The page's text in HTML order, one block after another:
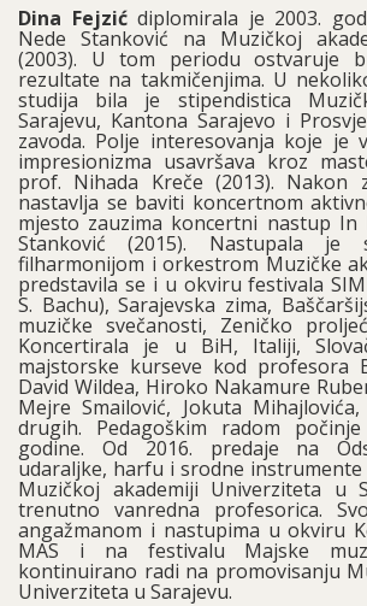
Dina Fejzićdiplomirala je 2003.
Nede Stanković na Muzičkoj
(2003). U tom periodu ostvaruje
rezultate na takmičenjima. U
studija bila je stipendistica
Sarajevu, Kantona Sarajevo i
zavoda. Polje interesovanja koje je
impresionizma usavršava kroz
prof. Nihada Kreče (2013). Nakon
nastavlja se baviti koncertnom
mjesto zauzima koncertni nastup In
Stanković (2015). Nastupala je
filharmonijom i orkestrom Muzičke
predstavila se i u okviru festivala
S. Bachu), Sarajevska zima,
muzičke svečanosti, Zeničko
Koncertirala je u BiH, Italiji,
majstorske kurseve kod profesora
David Wildea, Hiroko Nakamure
Mejre Smailović, Jokuta
drugih. Pedagoškim radom
godine. Od 2016. predaje na
udaraljke, harfu i srodne instrumente
Muzičkoj akademiji Univerziteta u
trenutno vanredna profesorica.
angažmanom i nastupima u okviru
MAS i na festivalu Majske
kontinuirano radi na promovisanju
Univerziteta u Sarajevu.